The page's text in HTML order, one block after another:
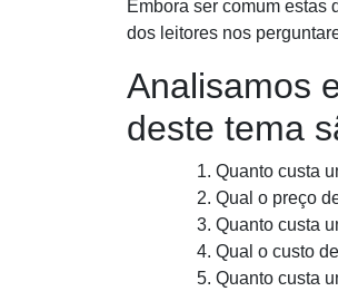
Embora ser comum estas
dos leitores nos
Analisamos
deste tema
Quanto custa
Qual o preço
Quanto custa
Qual o custo
Quanto custa